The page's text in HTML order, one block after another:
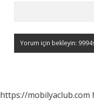
https://mobilyaclub.com